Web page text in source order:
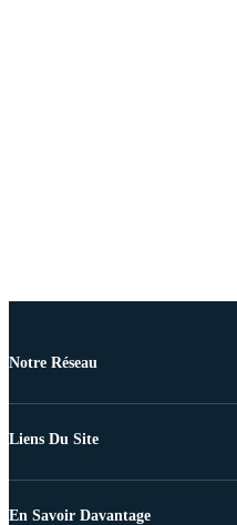
Notre Réseau
Liens Du Site
En Savoir Davantage